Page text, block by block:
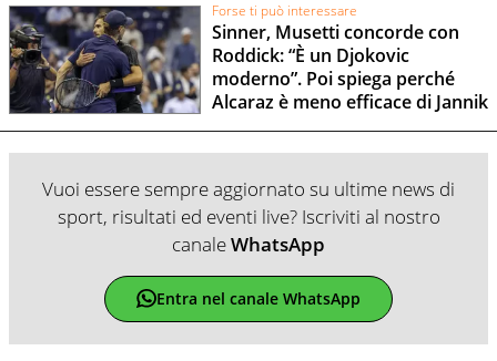
Forse ti può interessare
Sinner, Musetti concorde con
Roddick: “È un Djokovic
moderno”. Poi spiega perché
Alcaraz è meno efficace di Jannik
Vuoi essere sempre aggiornato su ultime news di
sport, risultati ed eventi live? Iscriviti al nostro
canaleWhatsApp
Entra nel canale WhatsApp